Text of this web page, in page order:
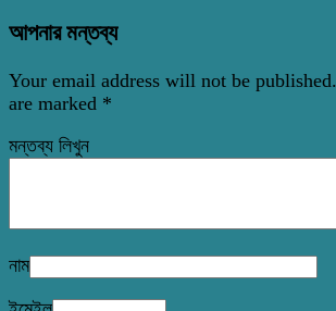
আপনার মন্তব্য
Your email address will not be published.
are marked *
মন্তব্য লিখুন
নাম